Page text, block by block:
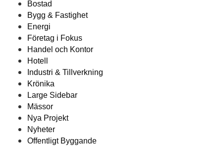
Bostad
Bygg & Fastighet
Energi
Företag i Fokus
Handel och Kontor
Hotell
Industri & Tillverkning
Krönika
Large Sidebar
Mässor
Nya Projekt
Nyheter
Offentligt Byggande